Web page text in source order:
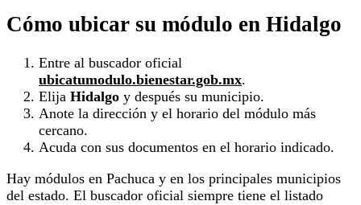
Cómo ubicar su módulo en Hidalgo
Entre al buscador oficial
ubicatumodulo.bienestar.gob.mx.
Elija Hidalgo y después su municipio.
Anote la dirección y el horario del módulo más
cercano.
Acuda con sus documentos en el horario indicado.
Hay módulos en Pachuca y en los principales municipios
del estado. El buscador oficial siempre tiene el listado